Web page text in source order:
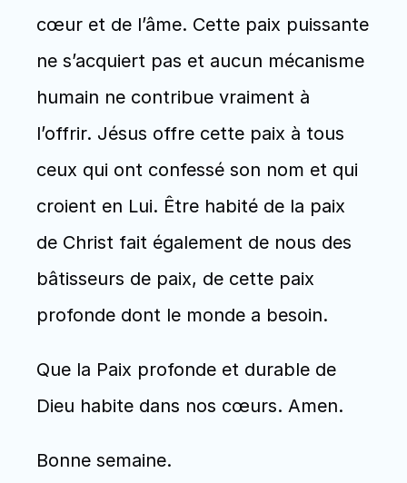
cœur et de l’âme. Cette paix puissante
ne s’acquiert pas et aucun mécanisme
humain ne contribue vraiment à
l’offrir. Jésus offre cette paix à tous
ceux qui ont confessé son nom et qui
croient en Lui. Être habité de la paix
de Christ fait également de nous des
bâtisseurs de paix, de cette paix
profonde dont le monde a besoin.
Que la Paix profonde et durable de
Dieu habite dans nos cœurs. Amen.
Bonne semaine.